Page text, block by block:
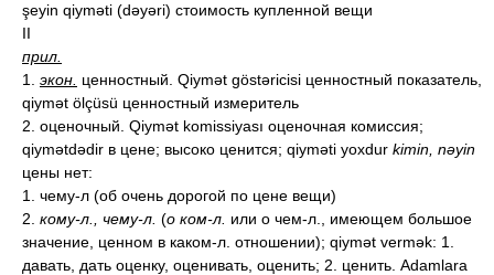
şeyin qiyməti (dəyəri) стоимость купленной вещи
II
прил.
1. экон. ценностный. Qiymət göstəricisi ценностный показатель,
qiymət ölçüsü ценностный измеритель
2. оценочный. Qiymət komissiyası оценочная комиссия;
qiymətdədir в цене; высоко ценится; qiyməti yoxdur kimin, nəyin
цены нет:
1. чему-л (об очень дорогой по цене вещи)
2. кому-л., чему-л. (о ком-л. или о чем-л., имеющем большое
значение, ценном в каком-л. отношении); qiymət vermək: 1.
давать, дать оценку, оценивать, оценить; 2. ценить. Adamlara